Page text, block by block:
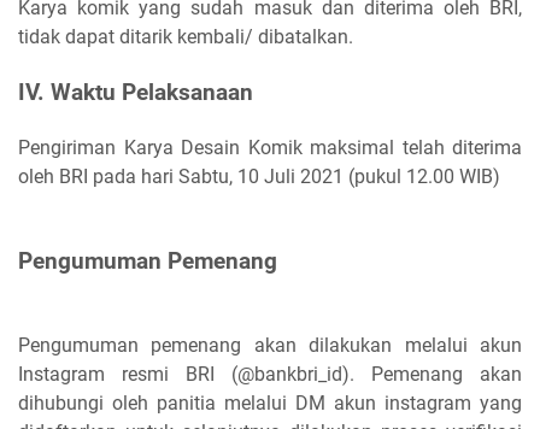
Karya komik yang sudah masuk dan diterima oleh BRI,
tidak dapat ditarik kembali/ dibatalkan.
IV. Waktu Pelaksanaan
Pengiriman Karya Desain Komik maksimal telah diterima
oleh BRI pada hari Sabtu, 10 Juli 2021 (pukul 12.00 WIB)
Pengumuman Pemenang
Pengumuman pemenang akan dilakukan melalui akun
Instagram resmi BRI (@bankbri_id). Pemenang akan
dihubungi oleh panitia melalui DM akun instagram yang